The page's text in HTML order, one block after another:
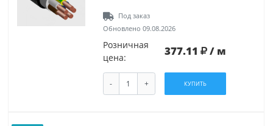
Под заказ
Обновлено 09.08.2026
Розничная
цена:
377.11 / м
- + КУПИТЬ